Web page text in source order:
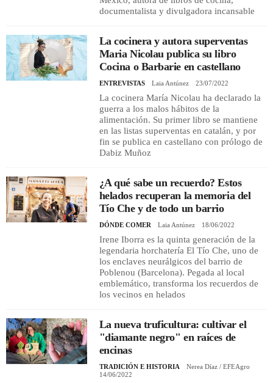
documentalista y divulgadora incansable
La cocinera y autora superventas
Maria Nicolau publica su libro
Cocina o Barbarie en castellano
ENTREVISTAS Laia Antúnez 23/07/2022
La cocinera María Nicolau ha declarado la
guerra a los malos hábitos de la
alimentación. Su primer libro se mantiene
en las listas superventas en catalán, y por
fin se publica en castellano con prólogo de
Dabiz Muñoz
¿A qué sabe un recuerdo? Estos
helados recuperan la memoria del
Tío Che y de todo un barrio
DÓNDE COMER Laia Antúnez 18/06/2022
Irene Iborra es la quinta generación de la
legendaria horchatería El Tío Che, uno de
los enclaves neurálgicos del barrio de
Poblenou (Barcelona). Pegada al local
emblemático, transforma los recuerdos de
los vecinos en helados
La nueva truficultura: cultivar el
"diamante negro" en raíces de
encinas
TRADICIÓN E HISTORIA
Nerea Díaz / EFEAgro
14/06/2022